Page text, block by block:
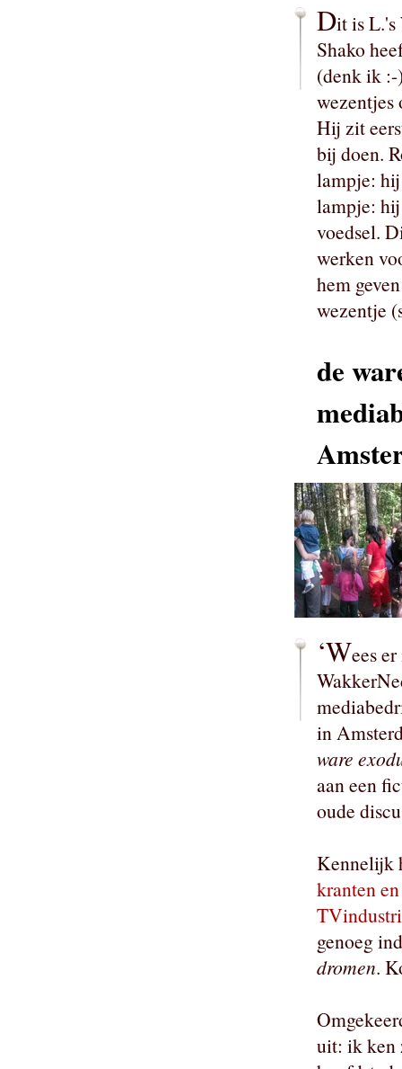
Dit is L.'s
Shako
(denk ik
wezentjes
Hij zit
bij doen.
lampje:
lampje:
voedsel.
werken
hem
wezentje
de
‘Wees
in
ware
aan een
oude
Kennelijk
kranten
genoeg
dromen.
uit: ik ken